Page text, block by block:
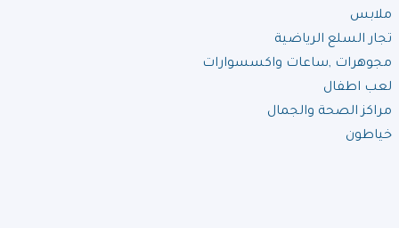
ملابس
تجار السلع الرياضية
مجوهرات ,ساعات واكسسوارات
لعب اطفال
مراكز الصحة والجمال
خياطون